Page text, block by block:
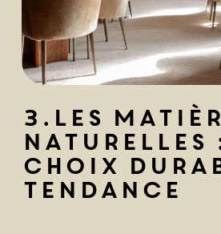
3.Les
naturelles
choix
tendance